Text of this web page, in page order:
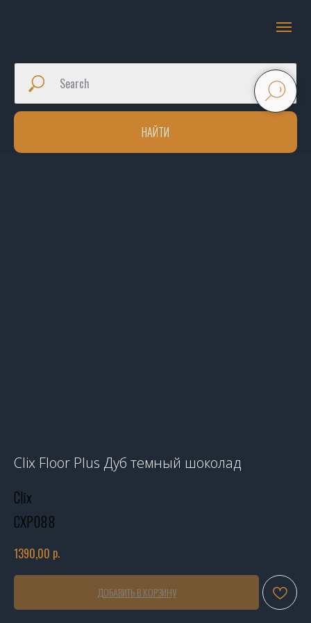
НАЙТИ
Clix Floor Plus Дуб темный шоколад
Clix
CXP088
1390,00 р.
ДОБАВИТЬ В КОРЗИНУ